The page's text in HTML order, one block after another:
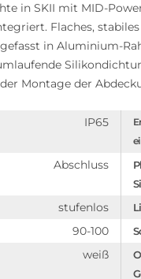
in SKII mit MID-
Flaches,
in Aluminium-
Montage der
IP65
Abschluss
stufenlos
90-100
weiß